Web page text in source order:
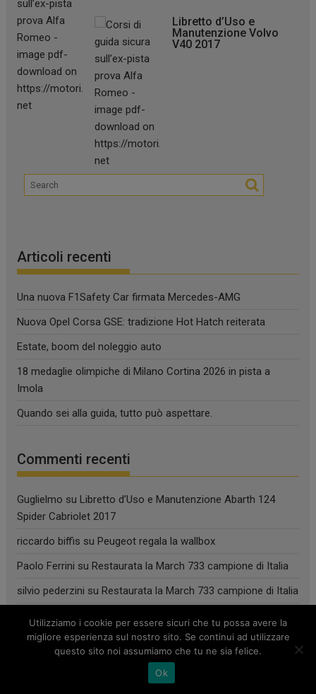
Libretto d’Uso e
Manutenzione Volvo
V40 2017
Articoli recenti
Una nuova F1Safety Car firmata Mercedes-AMG
Nuova Opel Corsa GSE: tradizione Hot Hatch reiterata
Estate, boom del noleggio auto
18 medaglie olimpiche di Milano Cortina 2026 in pista a
Imola
Quando sei alla guida, tutto può aspettare.
Commenti recenti
Guglielmo suLibretto d’Uso e Manutenzione Abarth 124
Spider Cabriolet 2017
riccardo biffis suPeugeot regala la wallbox
Paolo Ferrini suRestaurata la March 733 campione di Italia
silvio pederzini suRestaurata la March 733 campione di Italia
Archivi
Utilizziamo i cookie per essere sicuri che tu possa avere la
migliore esperienza sul nostro sito. Se continui ad utilizzare
questo sito noi assumiamo che tu ne sia felice.
Ok